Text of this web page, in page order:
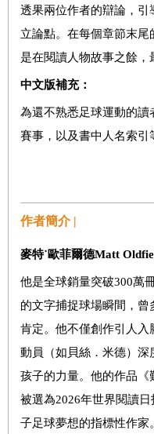
透果兩位作者的辯論，引
立論點。在每個章節末
是在閱讀人物故事之餘，
中文版補充：
為還不熟悉足球運動的
賽事，以及書中人名索引
作者簡介 |
麥特˙歐菲爾德Matt
他是全球銷量突破300萬
的文字捕捉球場瞬間，
肯定。他不僅創作引人入
動員（如貝絲．米德）
孩子的力量。他的作品《
被選為2026年世界閱讀
子足球夢想的指標性作家。